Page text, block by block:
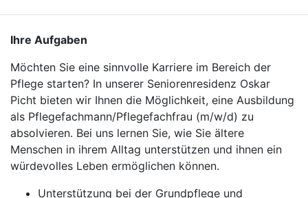
Ihre Aufgaben
Möchten Sie eine sinnvolle Karriere im Bereich der
Pflege starten? In unserer Seniorenresidenz Oskar
Picht bieten wir Ihnen die Möglichkeit, eine Ausbildung
als Pflegefachmann/Pflegefachfrau (m/w/d) zu
absolvieren. Bei uns lernen Sie, wie Sie ältere
Menschen in ihrem Alltag unterstützen und ihnen ein
würdevolles Leben ermöglichen können.
Unterstützung bei der Grundpflege und